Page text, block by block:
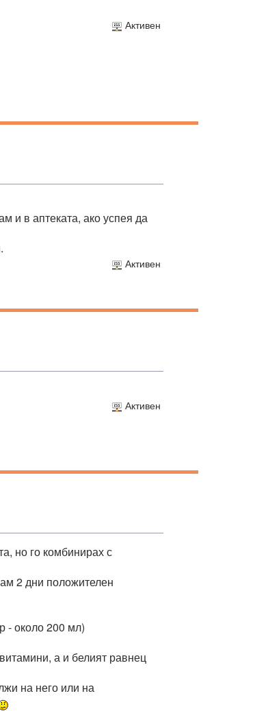
Активен
и в аптеката, ако успея да
Активен
Активен
но го комбинирах с
2 дни положителен
- около 200 мл)
а и белият равнец
на него или на